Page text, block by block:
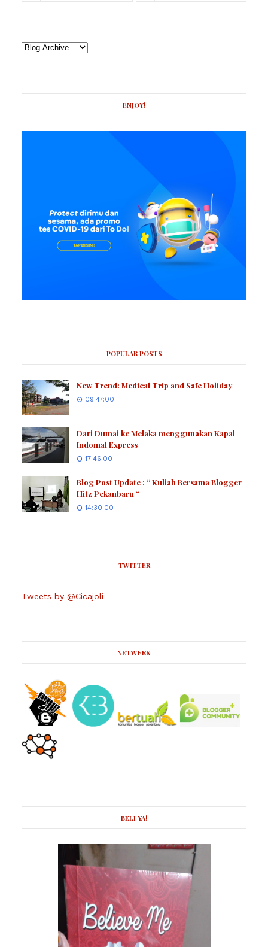
ENJOY!
POPULAR POSTS
New Trend: Medical Trip and Safe Holiday
09:47:00
Dari Dumai ke Melaka menggunakan Kapal
Indomal Express
17:46:00
Blog Post Update : “ Kuliah Bersama Blogger
Hitz Pekanbaru “
14:30:00
TWITTER
Tweets by @Cicajoli
NETWERK
BELI YA!